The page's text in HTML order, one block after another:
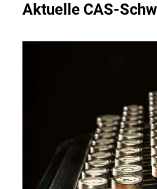
Aktuelle CAS-